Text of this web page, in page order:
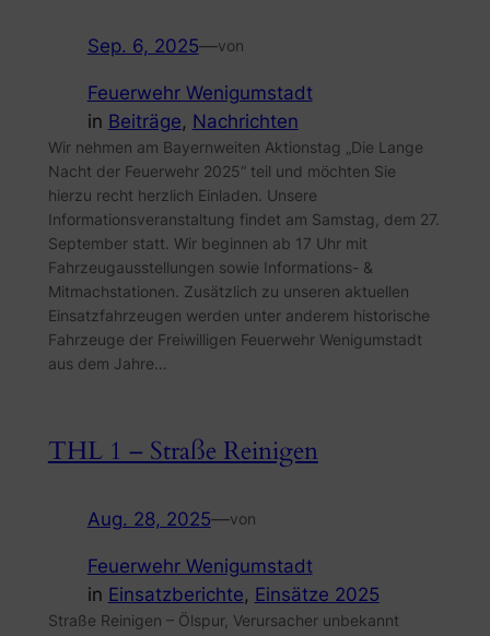
Sep. 6, 2025—von
Feuerwehr Wenigumstadt
in Beiträge, Nachrichten
Wir nehmen am Bayernweiten Aktionstag „Die Lange
Nacht der Feuerwehr 2025“ teil und möchten Sie
hierzu recht herzlich Einladen. Unsere
Informationsveranstaltung findet am Samstag, dem 27.
September statt. Wir beginnen ab 17 Uhr mit
Fahrzeugausstellungen sowie Informations- &
Mitmachstationen. Zusätzlich zu unseren aktuellen
Einsatzfahrzeugen werden unter anderem historische
Fahrzeuge der Freiwilligen Feuerwehr Wenigumstadt
aus dem Jahre…
THL 1 – Straße Reinigen
Aug. 28, 2025—von
Feuerwehr Wenigumstadt
in Einsatzberichte, Einsätze 2025
Straße Reinigen – Ölspur, Verursacher unbekannt